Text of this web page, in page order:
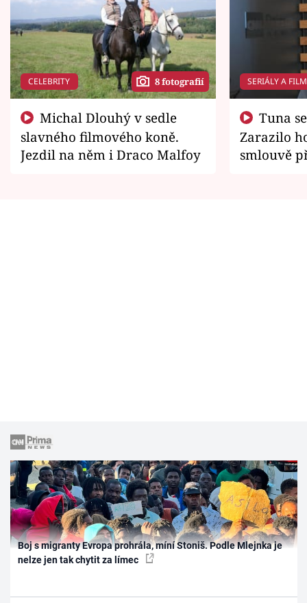
CELEBRITY 8 fotografií
slavného filmového koně.
Jezdil na něm i Draco Malfoy
SERIÁLY A
Zarazilo
smlouvě
Boj s migranty Evropa prohrála, míní Stoniš. Podle Mlejnka je
nelze jen tak chytit za límec